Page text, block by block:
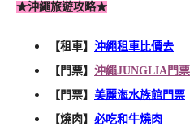
★沖繩旅遊攻略★
【租車】 沖繩租車比價去
【門票】 沖繩JUNGLIA門票
【門票】 美麗海水族館門票
【燒肉】 必吃和牛燒肉